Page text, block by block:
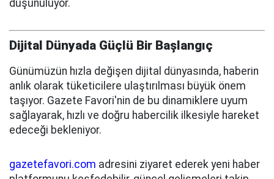
düşünülüyor.
Dijital Dünyada Güçlü Bir Başlangıç
Günümüzün hızla değişen dijital dünyasında, haberin
anlık olarak tüketicilere ulaştırılması büyük önem
taşıyor. Gazete Favori'nin de bu dinamiklere uyum
sağlayarak, hızlı ve doğru habercilik ilkesiyle hareket
edeceği bekleniyor.
gazetefavori.com adresini ziyaret ederek yeni haber